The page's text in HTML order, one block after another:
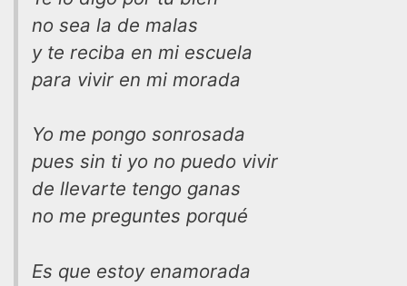
no sea la de malas
y te reciba en mi escuela
para vivir en mi morada
Yo me pongo sonrosada
pues sin ti yo no puedo vivir
de llevarte tengo ganas
no me preguntes porqué
Es que estoy enamorada